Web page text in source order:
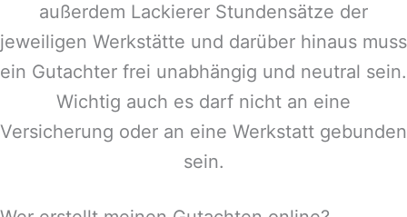
außerdem Lackierer Stundensätze der
jeweiligen Werkstätte und darüber hinaus muss
ein Gutachter frei unabhängig und neutral sein.
Wichtig auch es darf nicht an eine
Versicherung oder an eine Werkstatt gebunden
sein.